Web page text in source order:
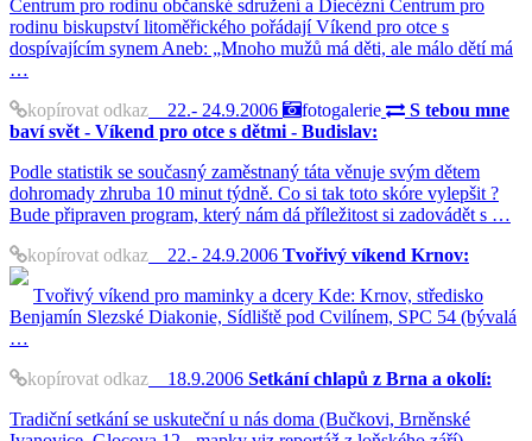
Centrum pro rodinu občanské sdružení a Diecézní Centrum pro
rodinu biskupství litoměřického pořádají Víkend pro otce s
dospívajícím synem Aneb: „Mnoho mužů má děti, ale málo dětí má
…
kopírovat odkaz 22.- 24.9.2006 fotogalerie
S tebou mne
baví svět - Víkend pro otce s dětmi - Budislav:
Podle statistik se současný zaměstnaný táta věnuje svým dětem
dohromady zhruba 10 minut týdně. Co si tak toto skóre vylepšit ?
Bude připraven program, který nám dá příležitost si zadovádět s …
kopírovat odkaz 22.- 24.9.2006 Tvořivý víkend Krnov:
Tvořivý víkend pro maminky a dcery Kde: Krnov, středisko
Benjamín Slezské Diakonie, Sídliště pod Cvilínem, SPC 54 (bývalá
…
kopírovat odkaz 18.9.2006 Setkání chlapů z Brna a okolí:
Tradiční setkání se uskuteční u nás doma (Bučkovi, Brněnské